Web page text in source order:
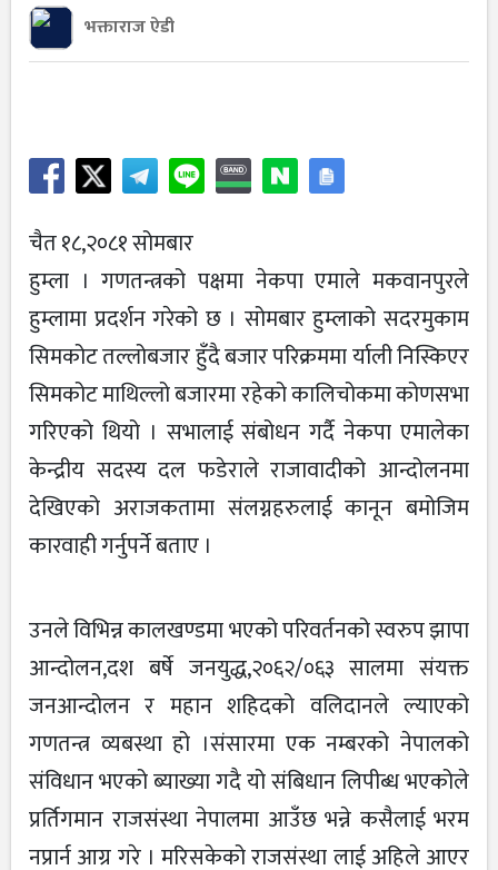
भक्ताराज ऐडी
चैत १८,२०८१ सोमबार
हुम्ला । गणतन्त्रको पक्षमा नेकपा एमाले मकवानपुरले
हुम्लामा प्रदर्शन गरेको छ । सोमबार हुम्लाको सदरमुकाम
सिमकोट तल्लोबजार हुँदै बजार परिक्रममा र्याली निस्किएर
सिमकोट माथिल्लो बजारमा रहेको कालिचोकमा कोणसभा
गरिएको थियो । सभालाई संबोधन गर्दै नेकपा एमालेका
केन्द्रीय सदस्य दल फडेराले राजावादीको आन्दोलनमा
देखिएको अराजकतामा संलग्नहरुलाई कानून बमोजिम
कारवाही गर्नुपर्ने बताए ।
उनले विभिन्न कालखण्डमा भएको परिवर्तनको स्वरुप झापा
आन्दोलन,दश बर्षे जनयुद्ध,२०६२/०६३ सालमा संयक्त
जनआन्दोलन र महान शहिदको वलिदानले ल्याएको
गणतन्त्र व्यबस्था हो ।संसारमा एक नम्बरको नेपालको
संविधान भएको ब्याख्या गदै यो संबिधान लिपीब्ध भएकोले
प्रर्तिगमान राजसंस्था नेपालमा आउँछ भन्ने कसैलाई भरम
नप्रार्न आग्र गरे । मरिसकेको राजसंस्था लाई अहिले आएर